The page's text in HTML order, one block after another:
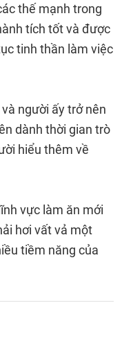
thế mạnh trong
tích tốt và được
tinh thần làm việc
người ấy trở nên
dành thời gian trò
hiểu thêm về
vực làm ăn mới
hơi vất vả một
tiềm năng của